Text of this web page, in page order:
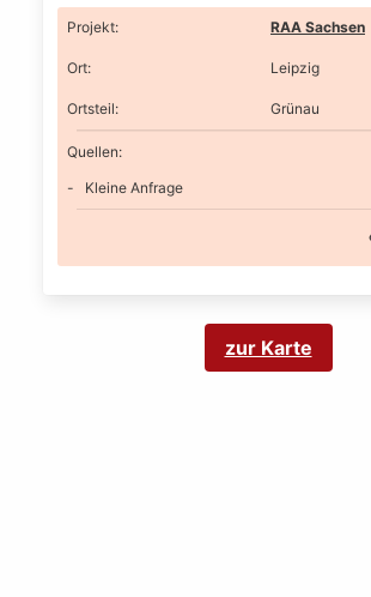
Projekt: RAA Sachsen
Ort: Leipzig
Ortsteil: Grünau
Quellen:
Kleine Anfrage
zur Karte